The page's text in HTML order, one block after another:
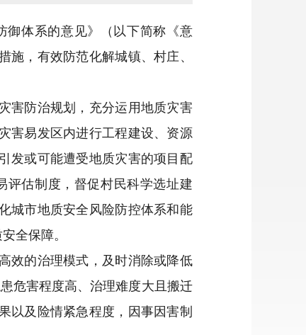
御体系的意见》（以下简称《意
，有效防范化解城镇、村庄、
防治规划，充分运用地质灾害
害易发区内进行工程建设、资源
发或可能遭受地质灾害的项目配
评估制度，督促村民科学选址建
城市地质安全风险防控体系和能
全保障。
的治理模式，及时消除或降低
危害程度高、治理难度大且搬迁
以及险情紧急程度，因事因害制